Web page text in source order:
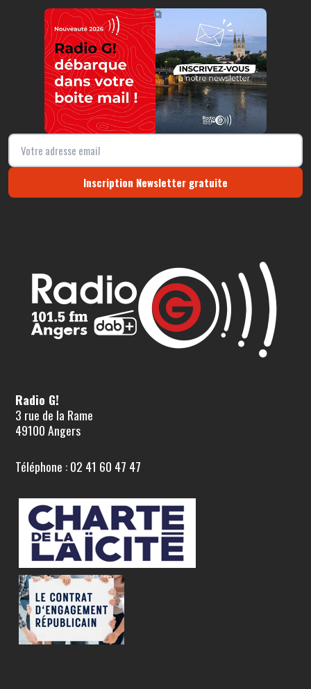
https://radio-g.fr?18532
⧉
Inscription Newsletter gratuite
Radio G!
3 rue de la Rame
49100 Angers
Téléphone : 02 41 60 47 47